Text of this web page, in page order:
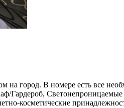
город. В номере есть все
Гардероб,
косметические